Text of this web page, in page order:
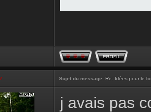
Sujet du message: Re: Idées pour le
j avais pas